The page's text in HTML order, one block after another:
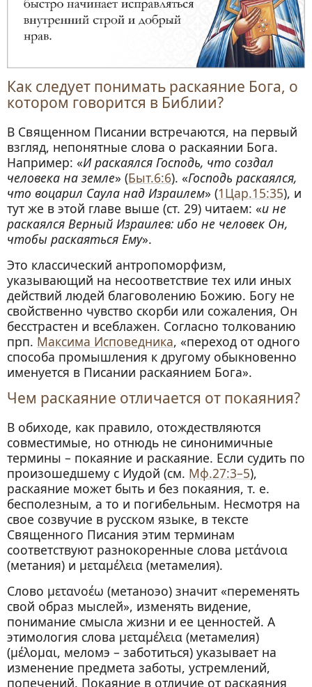
Как следует понимать раскаяние Бога, о
котором говорится в Библии?
В Священном Писании встречаются, на первый
взгляд, непонятные слова о раскаянии Бога.
Например: «И раскаялся Господь, что создал
человека на земле» (Быт.6:6). «Господь раскаялся,
что воцарил Саула над Израилем» (1Цар.15:35), и
тут же в этой главе выше (ст. 29) читаем: «и не
раскаялся Верный Израилев: ибо не человек Он,
чтобы раскаяться Ему».
Это классический антропоморфизм,
указывающий на несоответствие тех или иных
действий людей благоволению Божию. Богу не
свойственно чувство скорби или сожаления, Он
бесстрастен и всеблажен. Согласно толкованию
прп. Максима Исповедника, «переход от одного
способа промышления к другому обыкновенно
именуется в Писании раскаянием Бога».
Чем раскаяние отличается от покаяния?
В обиходе, как правило, отождествляются
совместимые, но отнюдь не синонимичные
термины – покаяние и раскаяние. Если судить по
произошедшему с Иудой (см. Мф.27:3–5),
раскаяние может быть и без покаяния, т. е.
бесполезным, а то и погибельным. Несмотря на
свое созвучие в русском языке, в тексте
Священного Писания этим терминам
соответствуют разнокоренные слова μετάνοια
(метания) и μεταμέλεια (метамелия).
Слово μετανοέω (метаноэо) значит «переменять
свой образ мыслей», изменять видение,
понимание смысла жизни и ее ценностей. А
этимология слова μεταμέλεια (метамелия)
(μέλομαι, меломэ – заботиться) указывает на
изменение предмета заботы, устремлений,
попечений. Покаяние в отличие от раскаяния